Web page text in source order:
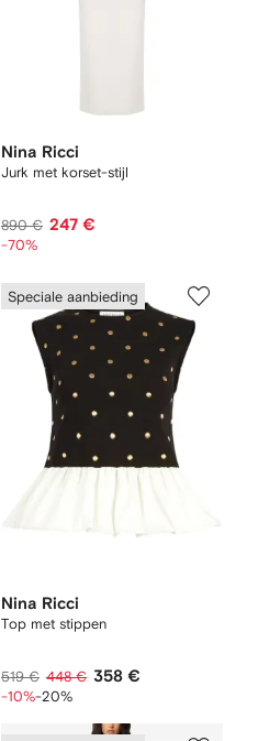
Nina Ricci
Jurk met korset-stijl
890 € 247 €
-70%
Speciale aanbieding
Nina Ricci
Top met stippen
519 € 448 € 358 €
-10%-20%